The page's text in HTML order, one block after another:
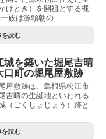
げとき）を開祖とする梶
族は源頼朝の...
を読む
城を築いた堀尾吉晴
口町の堀尾屋敷跡
屋敷跡は、島根県松江市
吉晴の生誕地といわれる
（ごくしょじょう）跡と
を読む